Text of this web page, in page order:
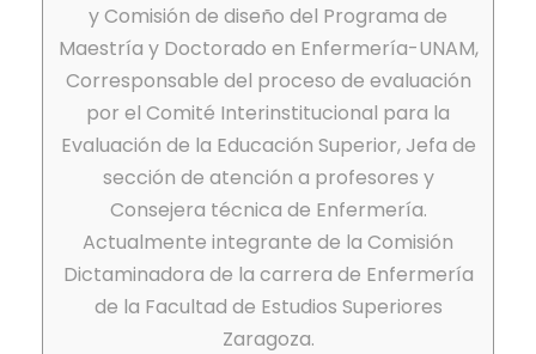
y Comisión de diseño del Programa de
Maestría y Doctorado en Enfermería-UNAM,
Corresponsable del proceso de evaluación
por el Comité Interinstitucional para la
Evaluación de la Educación Superior, Jefa de
sección de atención a profesores y
Consejera técnica de Enfermería.
Actualmente integrante de la Comisión
Dictaminadora de la carrera de Enfermería
de la Facultad de Estudios Superiores
Zaragoza.